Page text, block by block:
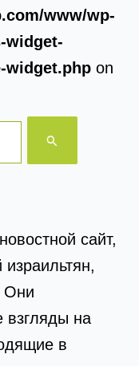
www/wp-
widget-
widget.php on
сайт,
Они
взгляды на
в